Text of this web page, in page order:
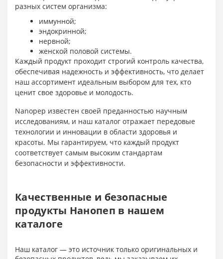
разных систем организма:
иммунной;
эндокринной;
нервной;
женской половой системы.
Каждый продукт проходит строгий контроль качества,
обеспечивая надежность и эффективность, что делает
наш ассортимент идеальным выбором для тех, кто
ценит свое здоровье и молодость.
Nanopep известен своей преданностью научным
исследованиям, и наш каталог отражает передовые
технологии и инновации в области здоровья и
красоты. Мы гарантируем, что каждый продукт
соответствует самым высоким стандартам
безопасности и эффективности.
Качественные и безопасные
продукты Нанопеп в нашем
каталоге
Наш каталог — это источник только оригинальных и